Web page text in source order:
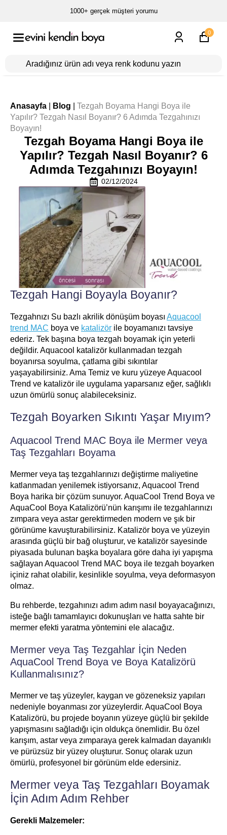
1000+ gerçek müşteri yorumu
0
Anasayfa Blog
Tezgah Boyama Hangi Boya ile
Yapılır? Tezgah Nasıl Boyanır? 6 Adımda Tezgahınızı
Boyayın!
Tezgah Boyama Hangi Boya ile
Yapılır? Tezgah Nasıl Boyanır? 6
Adımda Tezgahınızı Boyayın!
02/12/2024
Tezgah Hangi Boyayla Boyanır?
Tezgahnızı Su bazlı akrilik dönüşüm boyası Aquacool
trend MAC boya ve katalizör ile boyamanızı tavsiye
ederiz. Tek başına boya tezgah boyamak için yeterli
değildir. Aquacool katalizör kullanmadan tezgah
boyanırsa soyulma, çatlama gibi sıkıntılar
yaşayabilirsiniz. Ama Temiz ve kuru yüzeye Aquacool
Trend ve katalizör ile uygulama yaparsanız eğer, sağlıklı
uzun ömürlü sonuç alabileceksiniz.
Tezgah Boyarken Sıkıntı Yaşar Mıyım?
Aquacool Trend MAC Boya ile Mermer veya
Taş Tezgahları Boyama
Mermer veya taş tezgahlarınızı değiştirme maliyetine
katlanmadan yenilemek istiyorsanız, Aquacool Trend
Boya harika bir çözüm sunuyor. AquaCool Trend Boya ve
AquaCool Boya Katalizörü’nün karışımı ile tezgahlarınızı
zımpara veya astar gerektirmeden modern ve şık bir
görünüme kavuşturabilirsiniz. Katalizör boya ve yüzeyin
arasında güçlü bir bağ oluşturur, ve katalizör sayesinde
piyasada bulunan başka boyalara göre daha iyi yapışma
sağlayan Aquacool Trend MAC boya ile tezgah boyarken
içiniz rahat olabilir, kesinlikle soyulma, veya deformasyon
olmaz.
Bu rehberde, tezgahınızı adım adım nasıl boyayacağınızı,
isteğe bağlı tamamlayıcı dokunuşları ve hatta sahte bir
mermer efekti yaratma yöntemini ele alacağız.
Mermer veya Taş Tezgahlar İçin Neden
AquaCool Trend Boya ve Boya Katalizörü
Kullanmalısınız?
Mermer ve taş yüzeyler, kaygan ve gözeneksiz yapıları
nedeniyle boyanması zor yüzeylerdir. AquaCool Boya
Katalizörü, bu projede boyanın yüzeye güçlü bir şekilde
yapışmasını sağladığı için oldukça önemlidir. Bu özel
karışım, astar veya zımparaya gerek kalmadan dayanıklı
ve pürüzsüz bir yüzey oluşturur. Sonuç olarak uzun
ömürlü, profesyonel bir görünüm elde edersiniz.
Mermer veya Taş Tezgahları Boyamak
İçin Adım Adım Rehber
Gerekli Malzemeler: